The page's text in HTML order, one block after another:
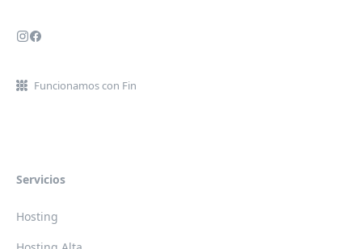
Funcionamos con Fin
Servicios
Hosting